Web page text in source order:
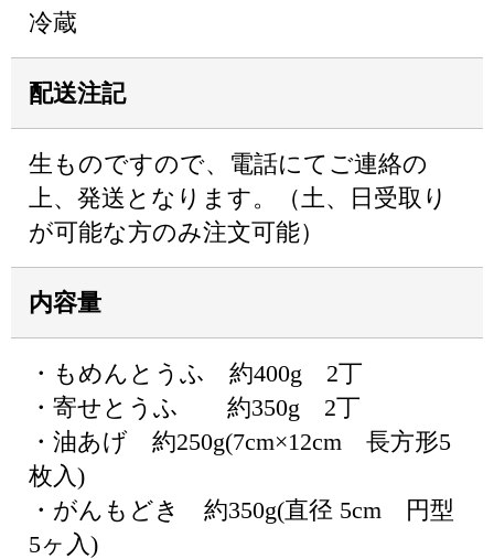
冷蔵
配送注記
生ものですので、電話にてご連絡の
上、発送となります。（土、日受取り
が可能な方のみ注文可能）
内容量
・もめんとうふ 約400g 2丁
・寄せとうふ 約350g 2丁
・油あげ 約250g(7cm×12cm 長方形5
枚入)
・がんもどき 約350g(直径 5cm 円型
5ヶ入)